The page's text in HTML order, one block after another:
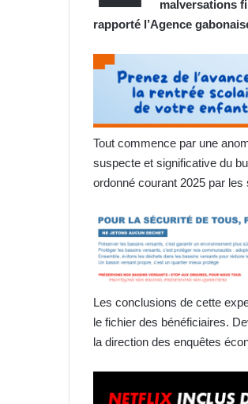
malversations
rapporté l’Agence
Tout commence par une
suspecte et significative du
ordonné courant 2025 par
Les conclusions de cette
le fichier des bénéficiaires.
la direction des enquêtes